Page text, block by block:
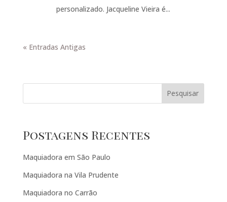
personalizado. Jacqueline Vieira é...
« Entradas Antigas
Pesquisar
Postagens Recentes
Maquiadora em São Paulo
Maquiadora na Vila Prudente
Maquiadora no Carrão